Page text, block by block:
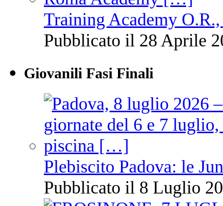
Training Academy
Pubblicato il 28 Aprile
Giovanili Fasi Finali
Plebiscito Padova: le
Pubblicato il 8 Luglio